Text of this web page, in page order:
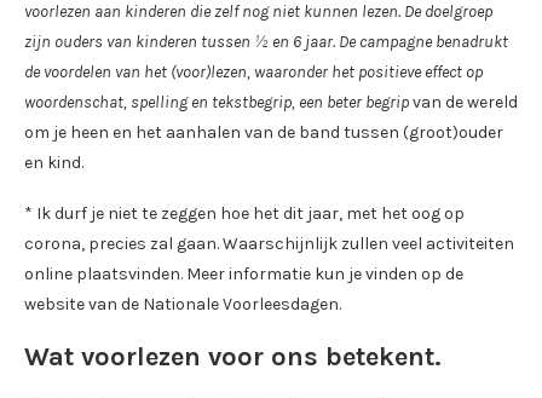
voorlezen aan kinderen die zelf nog niet kunnen lezen. De doelgroep
zijn ouders van kinderen tussen ½ en 6 jaar. De campagne benadrukt
de voordelen van het (voor)lezen, waaronder het positieve effect op
woordenschat, spelling en tekstbegrip, een beter begripvan de wereld
om je heen en het aanhalen van de band tussen (groot)ouder
en kind.
* Ik durf je niet te zeggen hoe het dit jaar, met het oog op
corona, precies zal gaan. Waarschijnlijk zullen veel activiteiten
online plaatsvinden. Meer informatie kun je vinden op de
website van de Nationale Voorleesdagen.
Wat voorlezen voor ons betekent.